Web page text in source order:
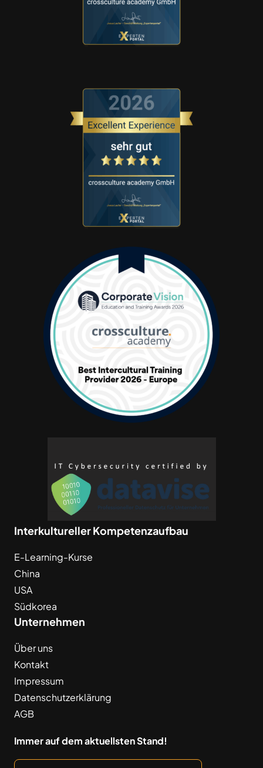
Interkultureller Kompetenzaufbau
E-Learning-Kurse
China
USA
Südkorea
Unternehmen
Über uns
Kontakt
Impressum
Datenschutzerklärung
AGB
Immer auf dem aktuellsten Stand!